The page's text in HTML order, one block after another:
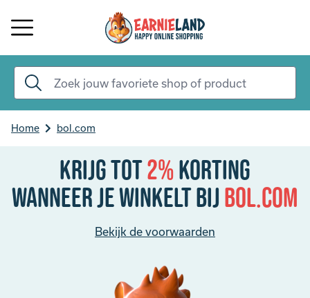
Home bol.com
Krijg tot2%korting
Wanneer je winkelt bijbol.com
Bekijk de voorwaarden